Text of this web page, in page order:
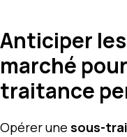
Anticiper
marché
traitance
Opérer une sous-